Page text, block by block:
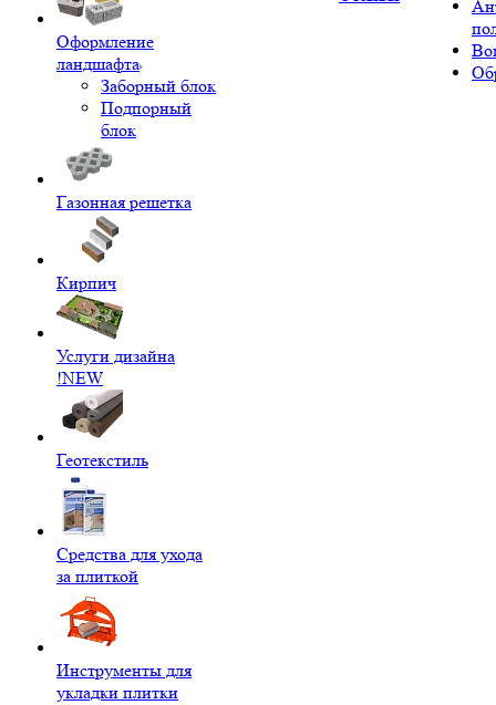
Оформление
ландшафта
Заборный блок
Подпорный
блок
Газонная решетка
Кирпич
Услуги дизайна
!NEW
Геотекстиль
Средства для ухода
за плиткой
Инструменты для
укладки плитки